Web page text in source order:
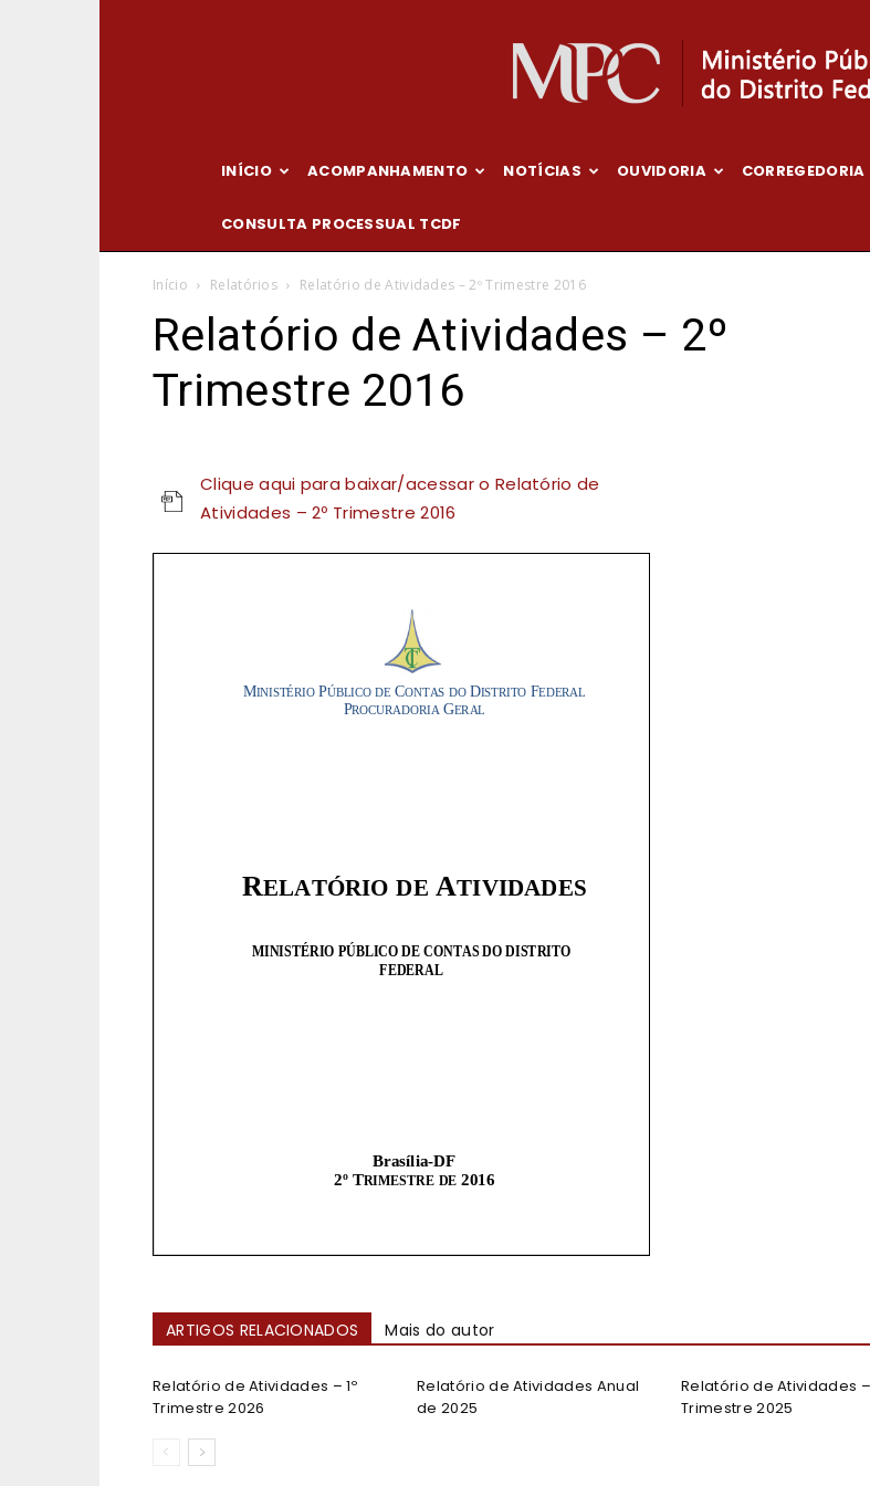
INÍCIO ACOMPANHAMENTO NOTÍCIAS OUVIDORIA CORREGEDORIA
CONSULTA PROCESSUAL TCDF
Início Relatórios Relatório de Atividades – 2º Trimestre 2016
Relatório de Atividades – 2º
Trimestre 2016
Clique aqui para baixar/acessar o Relatório de
Atividades – 2º Trimestre 2016
ARTIGOS RELACIONADOS Mais do autor
Relatório de Atividades – 1º
Trimestre 2026
Relatório de Atividades Anual
de 2025
Relatório de Atividades
Trimestre 2025